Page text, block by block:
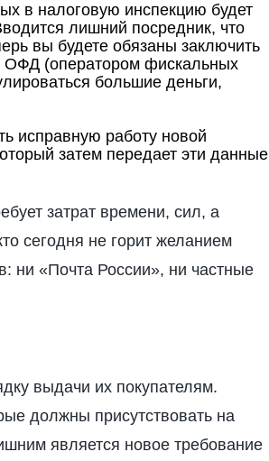
в налоговую инспекцию будет
лишний посредник, что
вы будете обязаны заключить
ОФД (оператором фискальных
большие деньги,
исправную работу новой
затем передает эти данные
затрат времени, сил, а
сегодня не горит желанием
ни «Почта России», ни частные
выдачи их покупателям.
должны присутствовать на
является новое требование